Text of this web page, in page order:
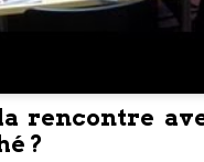
rencontre
?